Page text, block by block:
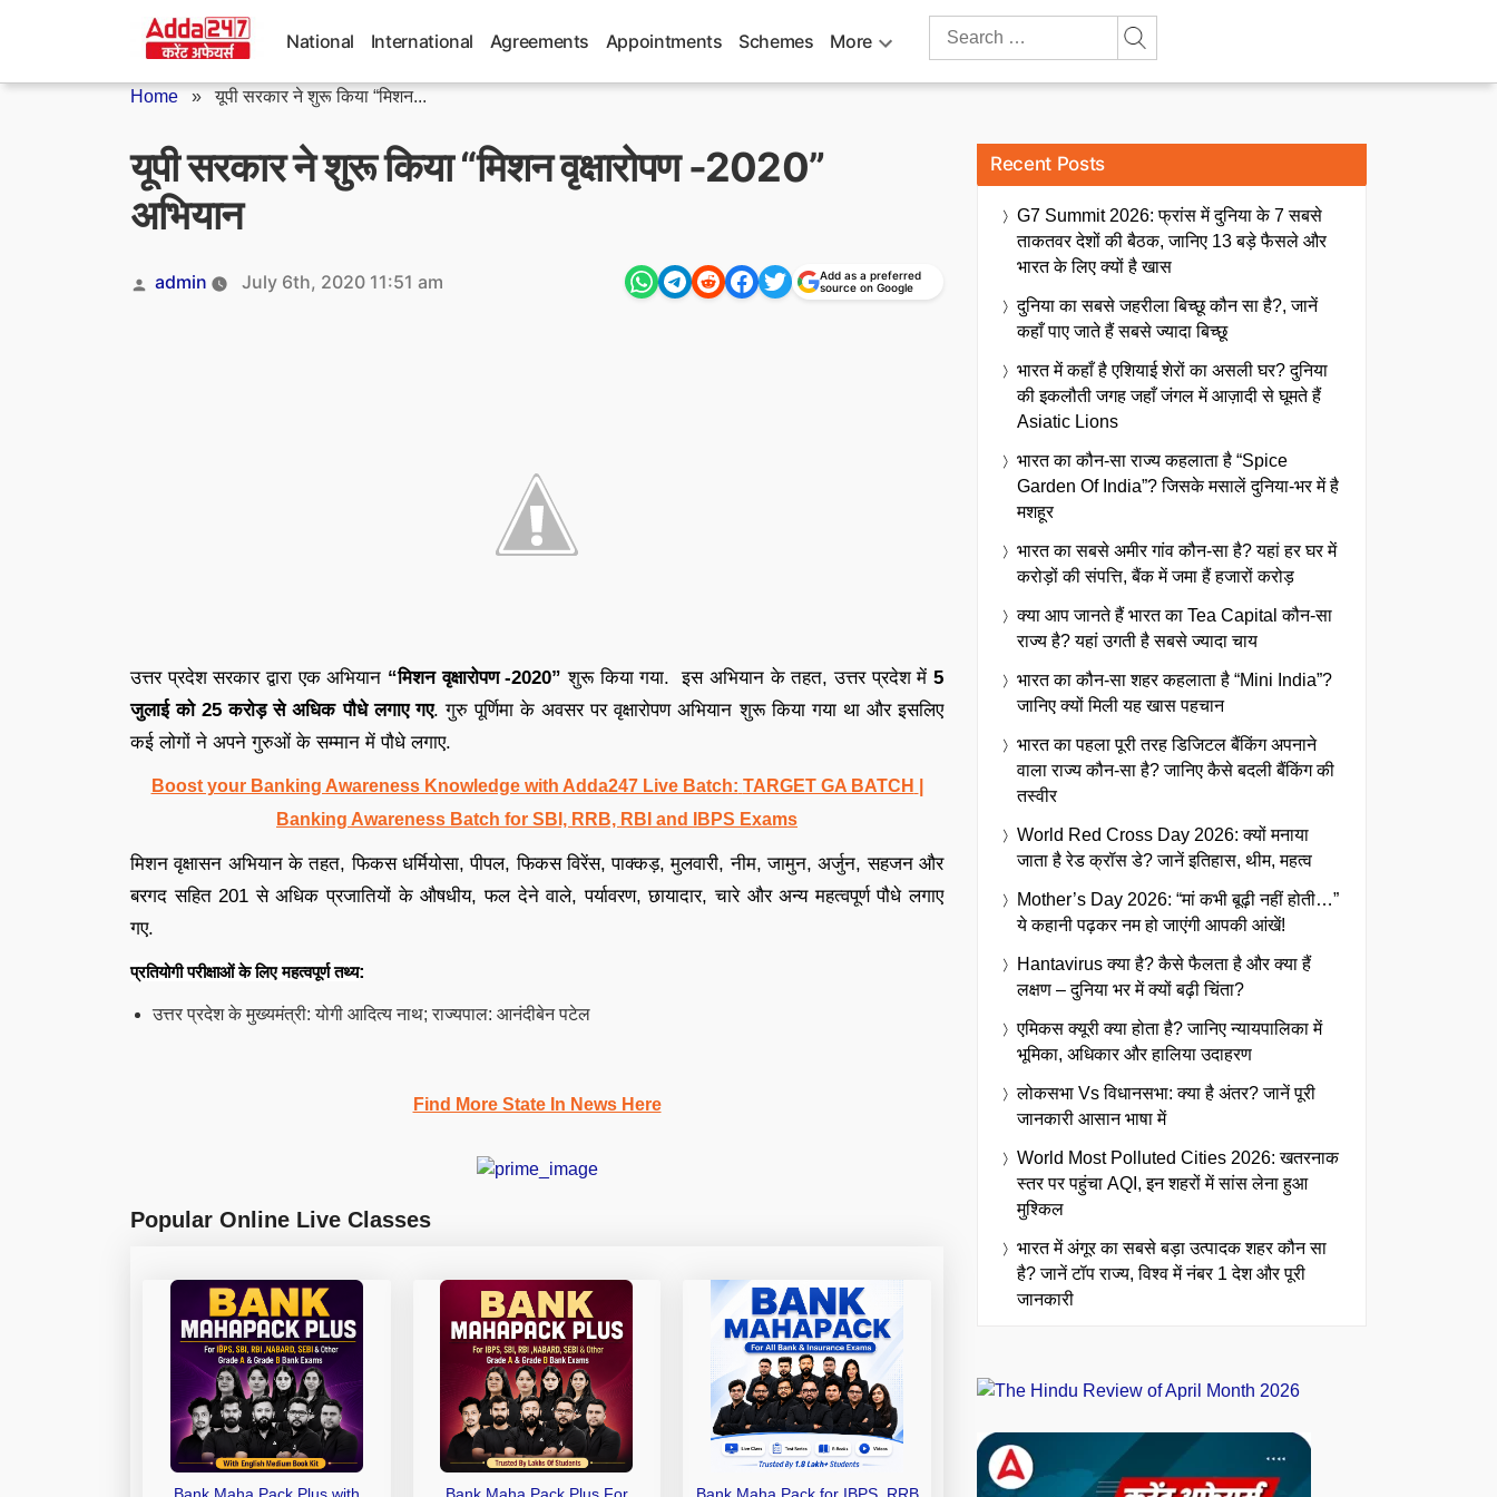
National International Agreements Appointments Schemes More
Search
Home »यूपी सरकार ने शुरू किया “मिशन...
यूपी सरकार ने शुरू किया “मिशन वृक्षारोपण -2020”
अभियान
Posted
admin July 6th, 2020 11:51 am
Add as a preferred
source on Google
उत्तर प्रदेश सरकार द्वारा एक अभियान “मिशन वृक्षारोपण -2020” शुरू किया गया. इस अभियान के तहत, उत्तर प्रदेश में5
जुलाई को 25 करोड़ से अधिक पौधे लगाए गए. गुरु पूर्णिमा के अवसर पर वृक्षारोपण अभियान शुरू किया गया था और इसलिए
कई लोगों ने अपने गुरुओं के सम्मान में पौधे लगाए.
Boost your Banking Awareness Knowledge with Adda247 Live Batch: TARGET GA BATCH
Banking Awareness Batch for SBI, RRB, RBI and IBPS Exams
मिशन वृक्षासन अभियान के तहत, फिकस धर्मियोसा, पीपल, फिकस विरेंस, पाक्कड़, मुलवारी, नीम, जामुन, अर्जुन, सहजन और
बरगद सहित 201 से अधिक प्रजातियों के औषधीय, फल देने वाले, पर्यावरण, छायादार, चारे और अन्य महत्वपूर्ण पौधे लगाए
गए.
प्रतियोगी परीक्षाओं के लिए महत्वपूर्ण तथ्य:
उत्तर प्रदेश के मुख्यमंत्री: योगी आदित्य नाथ; राज्यपाल: आनंदीबेन पटेल
Find More State In News Here
Popular Online Live Classes
Bank Maha Pack Plus with
Bank Maha Pack Plus For
Bank Maha Pack for IBPS, RRB
Recent Posts
G7 Summit 2026: फ्रांस में दुनिया के 7 सबसे
ताकतवर देशों की बैठक, जानिए 13 बड़े फैसले और
भारत के लिए क्यों है खास
दुनिया का सबसे जहरीला बिच्छू कौन सा है?, जानें
कहाँ पाए जाते हैं सबसे ज्यादा बिच्छू
भारत में कहाँ है एशियाई शेरों का असली घर? दुनिया
की इकलौती जगह जहाँ जंगल में आज़ादी से घूमते हैं
Asiatic Lions
भारत का कौन-सा राज्य कहलाता है “Spice
Garden Of India”? जिसके मसालें दुनिया-भर में है
मशहूर
भारत का सबसे अमीर गांव कौन-सा है? यहां हर घर में
करोड़ों की संपत्ति, बैंक में जमा हैं हजारों करोड़
क्या आप जानते हैं भारत का Tea Capital कौन-सा
राज्य है? यहां उगती है सबसे ज्यादा चाय
भारत का कौन-सा शहर कहलाता है “Mini India”?
जानिए क्यों मिली यह खास पहचान
भारत का पहला पूरी तरह डिजिटल बैंकिंग अपनाने
वाला राज्य कौन-सा है? जानिए कैसे बदली बैंकिंग की
तस्वीर
World Red Cross Day 2026: क्यों मनाया
जाता है रेड क्रॉस डे? जानें इतिहास, थीम, महत्व
Mother’s Day 2026: “मां कभी बूढ़ी नहीं होती…”
ये कहानी पढ़कर नम हो जाएंगी आपकी आंखें!
Hantavirus क्या है? कैसे फैलता है और क्या हैं
लक्षण – दुनिया भर में क्यों बढ़ी चिंता?
एमिकस क्यूरी क्या होता है? जानिए न्यायपालिका में
भूमिका, अधिकार और हालिया उदाहरण
लोकसभा Vs विधानसभा: क्या है अंतर? जानें पूरी
जानकारी आसान भाषा में
World Most Polluted Cities 2026: खतरनाक
स्तर पर पहुंचा AQI, इन शहरों में सांस लेना हुआ
मुश्किल
भारत में अंगूर का सबसे बड़ा उत्पादक शहर कौन सा
है? जानें टॉप राज्य, विश्व में नंबर 1 देश और पूरी
जानकारी